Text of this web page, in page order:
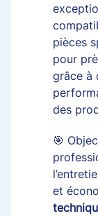
pièces
pour
grâce à
des
🎯
et